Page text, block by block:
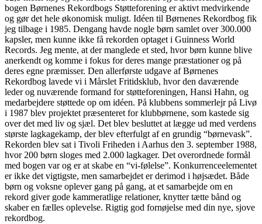
bogen Børnenes Rekordbogs Støtteforening er aktivt medvirkende
og gør det hele økonomisk muligt. Idéen til Børnenes Rekordbog fik
jeg tilbage i 1985. Dengang havde nogle børn samlet over 300.000
kapsler, men kunne ikke få rekorden optaget i Guinness World
Records. Jeg mente, at der manglede et sted, hvor børn kunne blive
anerkendt og komme i fokus for deres mange præstationer og på
deres egne præmisser. Den allerførste udgave af Børnenes
Rekordbog lavede vi i Mårslet Fritidsklub, hvor den daværende
leder og nuværende formand for støtteforeningen, Hansi Hahn, og
medarbejdere støttede op om idéen. På klubbens sommerlejr på Livø
i 1987 blev projektet præsenteret for klubbørnene, som kastede sig
over det med liv og sjæl. Det blev besluttet at lægge ud med verdens
største lagkagekamp, der blev efterfulgt af en grundig “børnevask”.
Rekorden blev sat i Tivoli Friheden i Aarhus den 3. september 1988,
hvor 200 børn sloges med 2.000 lagkager. Det overordnede formål
med bogen var og er at skabe en “vi-følelse”. Konkurrenceelementet
er ikke det vigtigste, men samarbejdet er derimod i højsædet. Både
børn og voksne oplever gang på gang, at et samarbejde om en
rekord giver gode kammeratlige relationer, knytter tætte bånd og
skaber en fælles oplevelse. Rigtig god fornøjelse med din nye, sjove
rekordbog.